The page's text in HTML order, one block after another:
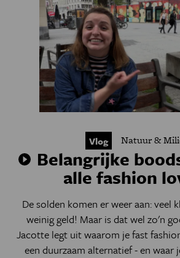
Vlog Natuur &
Belangrijke
alle fashion
De solden komen er weer aan: veel
weinig geld! Maar is dat wel zo'n
Jacotte legt uit waarom je fast
een duurzaam alternatief - en waar